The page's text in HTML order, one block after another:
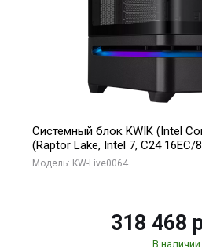
Системный блок KWIK (Intel
(Raptor Lake, Intel 7, C24
модуля)/ ASUS RTX5080
Модель: KW-Live0064
318 468
В наличии